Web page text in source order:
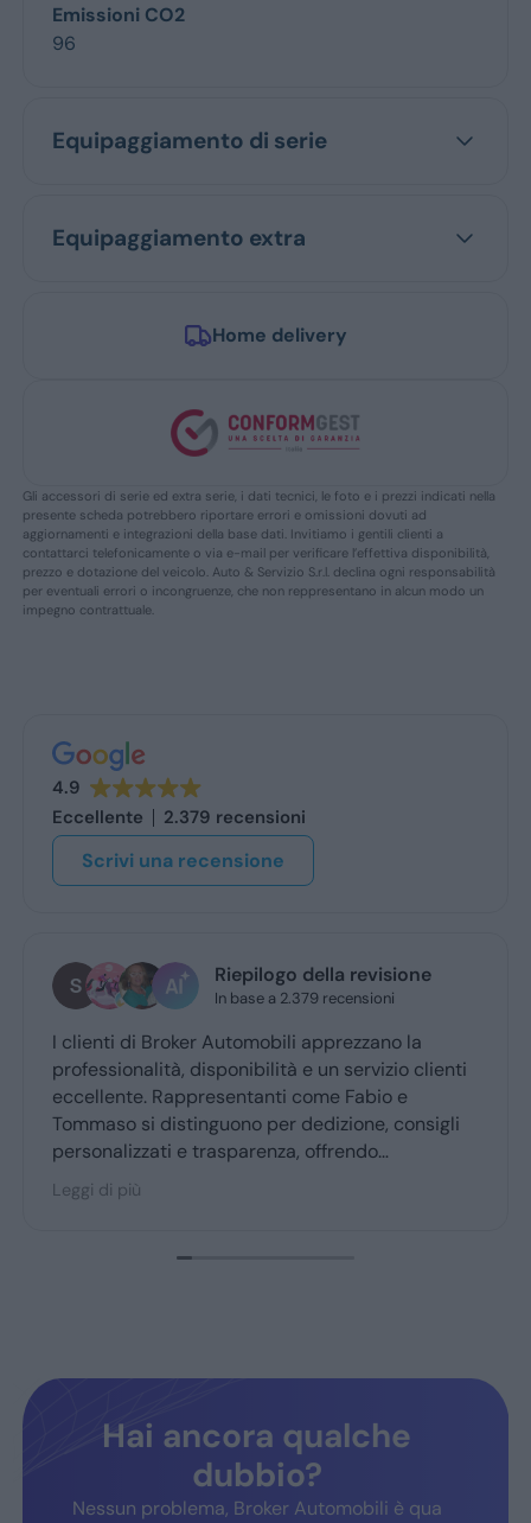
Emissioni CO2
96
Equipaggiamento di serie
Equipaggiamento extra
Home delivery
Gli accessori di serie ed extra serie, i dati tecnici, le foto e i prezzi indicati nella
presente scheda potrebbero riportare errori e omissioni dovuti ad
aggiornamenti e integrazioni della base dati. Invitiamo i gentili clienti a
contattarci telefonicamente o via e-mail per verificare l’effettiva disponibilità,
prezzo e dotazione del veicolo. Auto & Servizio S.r.l. declina ogni responsabilità
per eventuali errori o incongruenze, che non reppresentano in alcun modo un
impegno contrattuale.
4.9
Eccellente
2.379 recensioni
Scrivi una recensione
Riepilogo della revisione
In base a 2.379 recensioni
I clienti di Broker Automobili apprezzano la
professionalità, disponibilità e un servizio clienti
eccellente. Rappresentanti come Fabio e
Tommaso si distinguono per dedizione, consigli
personalizzati e trasparenza, offrendo
un’esperienza d’acquisto accogliente. Broker
Automobili è molto consigliato dai clienti fedeli,
Leggi di più
Hai ancora qualche
dubbio?
Nessun problema, Broker Automobili è qua